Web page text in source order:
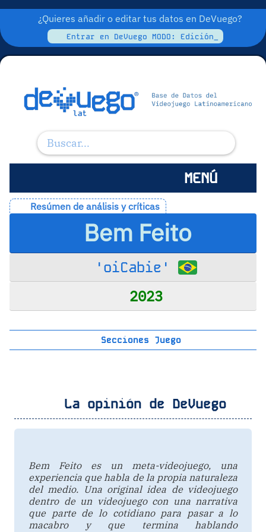
¿Quieres añadir o editar tus datos en DeVuego?
Entrar en DeVuego MODO: Edición_
MENÚ
Resúmen de análisis y críticas
Bem Feito
'oiCabie'
2023
Secciones Juego
La opinión de DeVuego
Bem Feito es un meta-videojuego, una
experiencia que habla de la propia naturaleza
del medio. Una original idea de videojuego
dentro de un videojuego con una narrativa
que parte de lo cotidiano para pasar a lo
macabro y que termina hablando